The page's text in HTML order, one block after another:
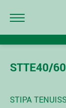
STTE40/60
STIPA